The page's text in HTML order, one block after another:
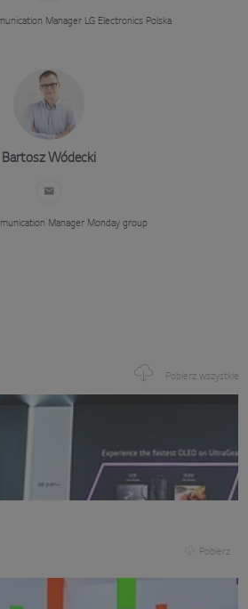
ManagerLG Electronics Polska
Bartosz Wódecki
ManagerMonday group
Pobierz wszystkie
Pobierz